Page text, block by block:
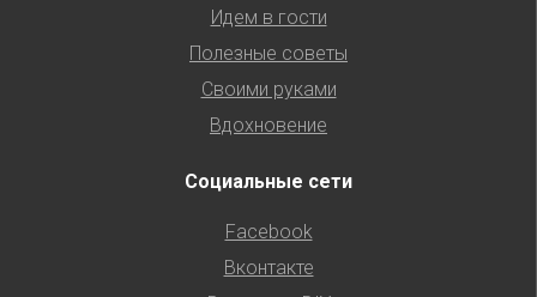
Идем в гости
Полезные советы
Своими руками
Вдохновение
Социальные сети
Facebook
Вконтакте